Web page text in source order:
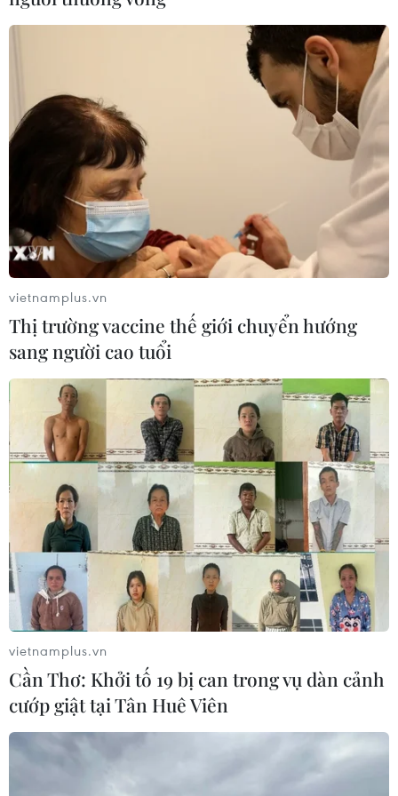
vietnamplus.vn
Thị trường vaccine thế giới chuyển hướng
sang người cao tuổi
vietnamplus.vn
Cần Thơ: Khởi tố 19 bị can trong vụ dàn cảnh
cướp giật tại Tân Huê Viên